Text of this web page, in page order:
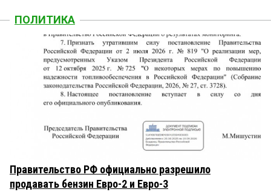
ПОЛИТИКА
Правительство РФ официально разрешило
продавать бензин Евро-2 и Евро-3